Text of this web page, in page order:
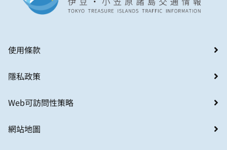
使用條款
隱私政策
Web可訪問性策略
網站地圖